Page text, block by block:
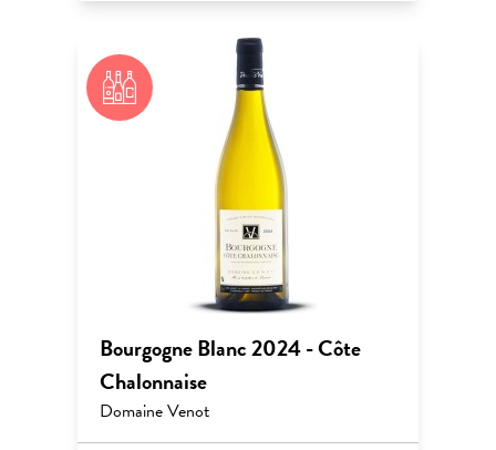
Bourgogne Blanc 2024 - Côte
Chalonnaise
Domaine Venot